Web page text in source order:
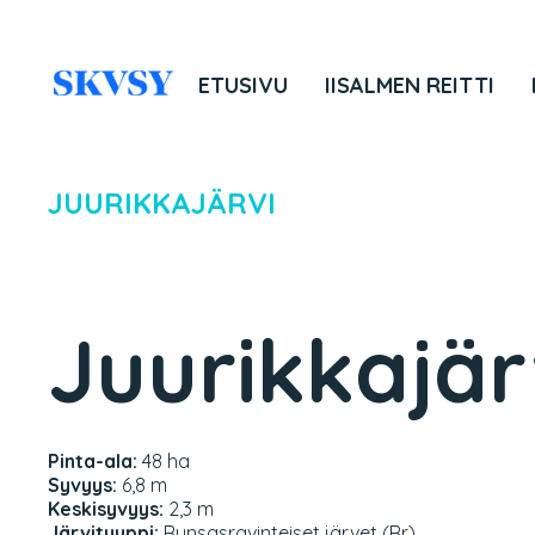
ETUSIVU IISALMEN REITTI
JUURIKKAJÄRVI
Pinta-ala: 48 ha
Syvyys: 6,8 m
Keskisyvyys: 2,3 m